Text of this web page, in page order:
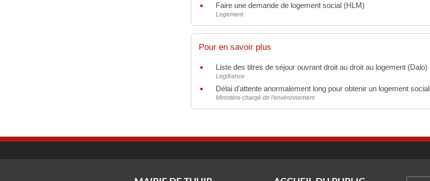
Faire une demande de logement social (HLM)
Logement
Pour en savoir plus
Liste des titres de séjour ouvrant droit au droit au logement (Dalo)
Legifrance
Délai d'attente anormalement long pour obtenir un logement social
Ministère chargé de l'environnement